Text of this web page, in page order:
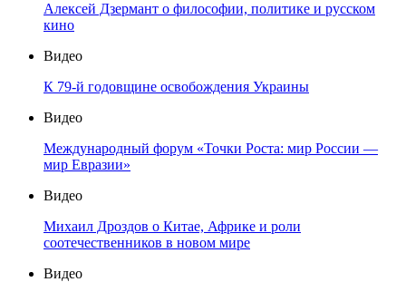
Алексей Дзермант о философии, политике и русском
кино
Видео
К 79-й годовщине освобождения Украины
Видео
Международный форум «Точки Роста: мир России —
мир Евразии»
Видео
Михаил Дроздов о Китае, Африке и роли
соотечественников в новом мире
Видео